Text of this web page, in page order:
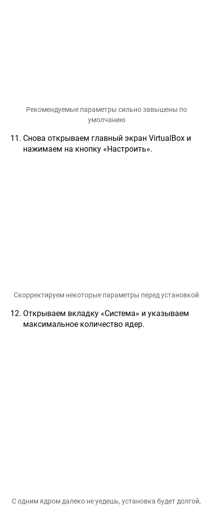
Рекомендуемые параметры сильно завышены по
умолчанию
Снова открываем главный экран VirtualBox и
нажимаем на кнопку «Настроить».
Скорректируем некоторые параметры перед установкой
Открываем вкладку «Система» и указываем
максимальное количество ядер.
С одним ядром далеко не уедешь, установка будет долгой,